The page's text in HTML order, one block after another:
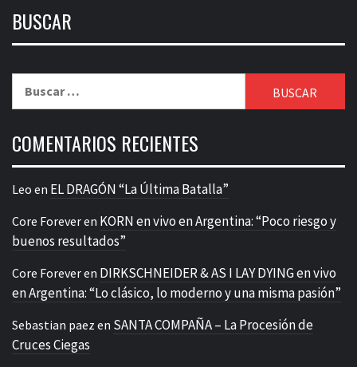
BUSCAR
COMENTARIOS RECIENTES
Leo en EL DRAGÓN “La Última Batalla”
Core Foreveren KORN en vivo en Argentina: “Poco riesgo y
buenos resultados”
Core Foreveren DIRKSCHNEIDER & AS I LAY DYING en vivo
en Argentina: “Lo clásico, lo moderno y una misma pasión”
Sebastian paez en SANTA COMPAÑA – La Procesión de
Cruces Ciegas